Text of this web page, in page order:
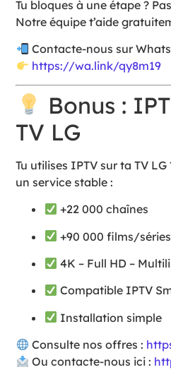
Tu bloques à une étape ?
Notre équipe t’aide
Contacte-nous sur
https://wa.link/qy8m19
Bonus :
TV LG
Tu utilises IPTV sur ta TV
un service stable :
+22 000 chaînes
+90 000 films/séries
4K – Full HD –
Compatible IPTV
Installation simple
Consulte nos offres :
Ou contacte-nous ici :